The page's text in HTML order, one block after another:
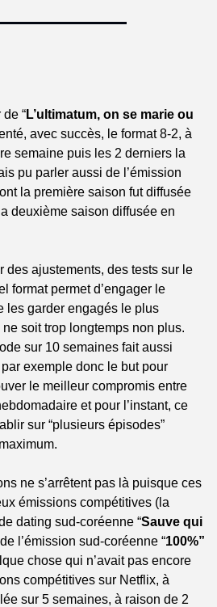
“L’ultimatum, on se marie ou
avec succès, le format 8-2, à
semaine puis les 2 derniers la
pu parler aussi de l’émission
la première saison fut diffusée
deuxième saison diffusée en
des ajustements, des tests sur le
format permet d’engager le
les garder engagés le plus
soit trop longtemps non plus.
sur 10 semaines fait aussi
exemple donc le but pour
le meilleur compromis entre
et pour l’instant, ce
sur “plusieurs épisodes”
ne s’arrêtent pas là puisque ces
émissions compétitives (la
dating sud-coréenne “Sauve qui
l’émission sud-coréenne “100%”
chose qui n’avait pas encore
compétitives sur Netflix, à
sur 5 semaines, à raison de 2